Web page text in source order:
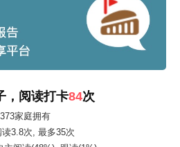
，阅读打卡84次
373家庭拥有
读3.8次, 最多35次